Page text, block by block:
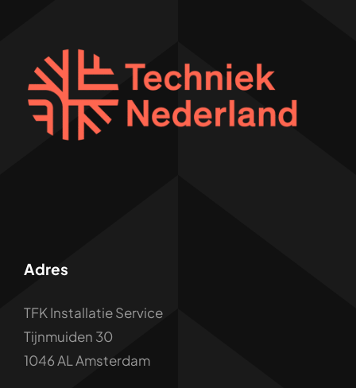
Adres
TFK Installatie Service
Tijnmuiden 30
1046 AL Amsterdam